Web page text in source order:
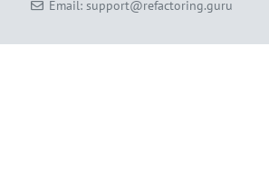
Email: support@refactoring.guru